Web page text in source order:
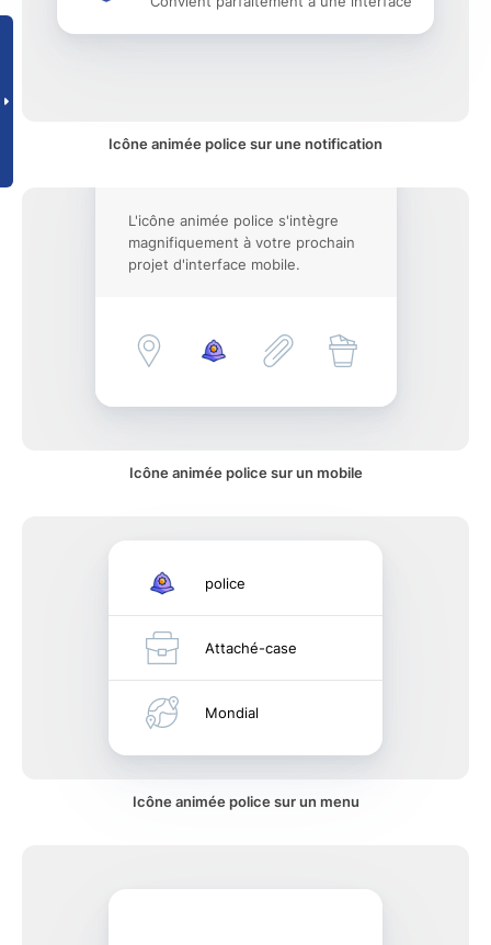
Icône animée police sur une notification
L'icône animée police s'intègre
magnifiquement à votre prochain
projet d'interface mobile.
Icône animée police sur un mobile
police
Attaché-case
Mondial
Icône animée police sur un menu